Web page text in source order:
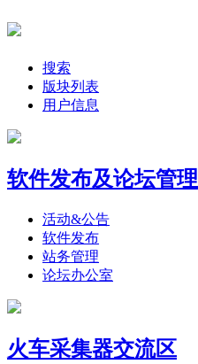
搜索
版块列表
用户信息
软件发布及论坛管理
活动&公告
软件发布
站务管理
论坛办公室
火车采集器交流区